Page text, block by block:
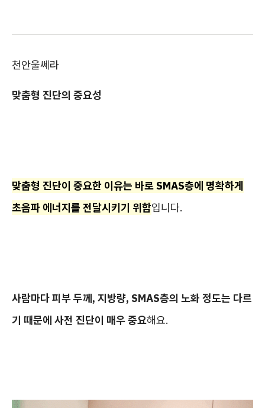
천안울쎄라
맞춤형 진단의 중요성
맞춤형 진단이 중요한 이유는 바로 SMAS층에 명확하게
초음파 에너지를 전달시키기 위함입니다.
사람마다 피부 두께, 지방량, SMAS층의 노화 정도는 다르
기 때문에 사전 진단이 매우 중요해요.